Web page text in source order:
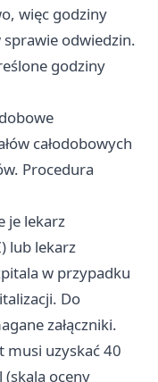
więc godziny
odwiedzin.
godziny
całodobowych
Procedura
je lekarz
lub lekarz
w przypadku
Do
załączniki.
uzyskać 40
oceny